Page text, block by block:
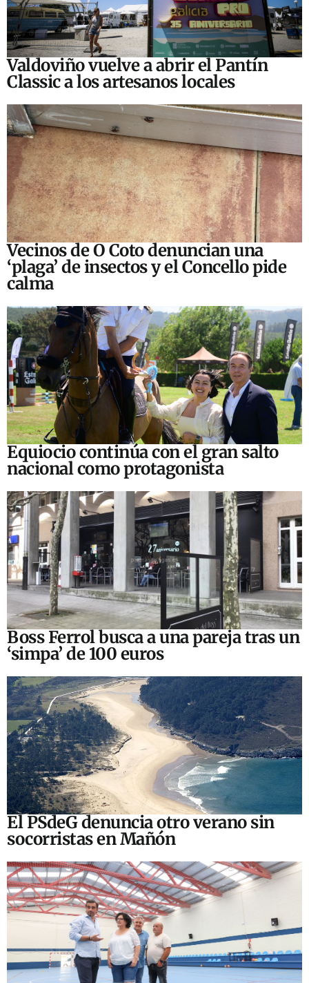
Valdoviño vuelve a abrir el Pantín
Classic a los artesanos locales
Vecinos de O Coto denuncian una
‘plaga’ de insectos y el Concello pide
calma
Equiocio continúa con el gran salto
nacional como protagonista
Boss Ferrol busca a una pareja tras un
‘simpa’ de 100 euros
El PSdeG denuncia otro verano sin
socorristas en Mañón